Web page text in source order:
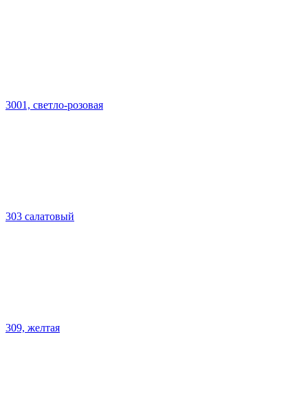
3001, светло-розовая
303 салатовый
309, желтая